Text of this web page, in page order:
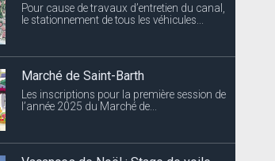
Pour cause de travaux d’entretien du canal,
le stationnement de tous les véhicules...
Marché de Saint-Barth
Les inscriptions pour la première session de
l’année 2025 du Marché de...